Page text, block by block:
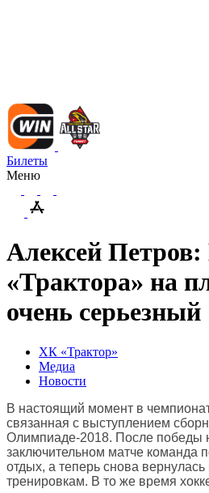
Билеты
Меню
Алексей
«Трактора» на
очень серьезный
ХК «Трактор»
Медиа
Новости
В настоящий момент в
связанная с выступлением
Олимпиаде-2018. После победы
заключительном матче команда
отдых, а теперь снова
тренировкам. В то же время